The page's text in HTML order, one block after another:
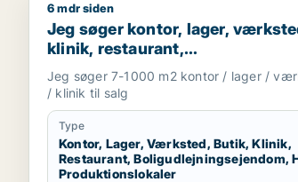
Jeg søger kontor, lager, værksted,
6 mdr siden
Jeg søger kontor, lager,
klinik, restaurant,
boligudlejningsejendom, hotel
produktionslokaler til salg i
Guldborgsund eller Lolland
Jeg søger 7-1000 m2 kontor / lager /
/ klinik til salg
Type
Kontor, Lager, Værksted, Butik, Klinik,
Restaurant, Boligudlejningsejendom,
Produktionslokaler